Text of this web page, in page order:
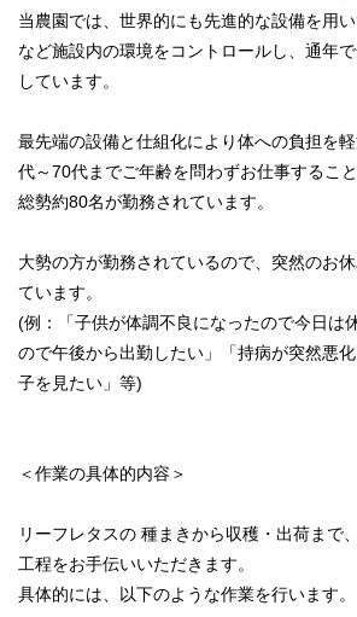
当農園では、世界的にも先進的な設備を用
など施設内の環境をコントロールし、通年
しています。
最先端の設備と仕組化により体への負担を
代～70代までご年齢を問わずお仕事するこ
総勢約80名が勤務されています。
大勢の方が勤務されているので、突然のお
ています。
(例：「子供が体調不良になったので今日は
ので午後から出勤したい」「持病が突然悪
子を見たい」等)
＜作業の具体的内容＞
リーフレタスの 種まきから収穫・出荷まで
工程をお手伝いいただきます。
具体的には、以下のような作業を行います。